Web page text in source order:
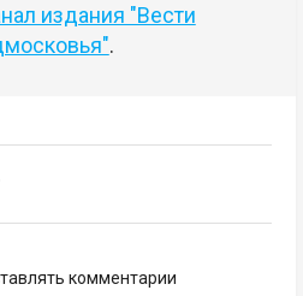
издания "Вести
.
комментарии